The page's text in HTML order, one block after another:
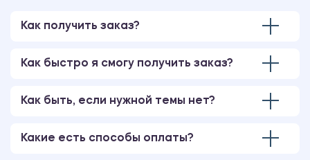
Как получить заказ?
Как быстро я смогу получить заказ?
Как быть, если нужной темы нет?
Какие есть способы оплаты?